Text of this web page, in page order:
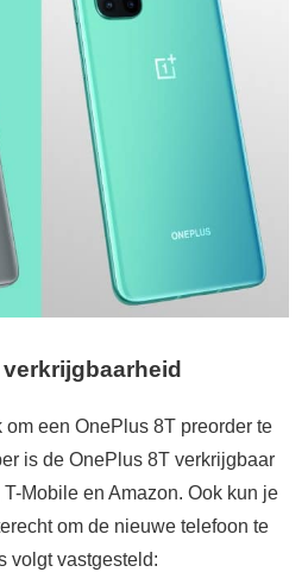
een OnePlus 8T preorder te
is de OnePlus 8T verkrijgbaar
Mobile en Amazon. Ook kun je
om de nieuwe telefoon te
volgt vastgesteld: